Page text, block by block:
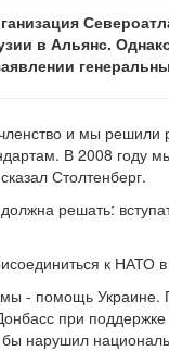
в Альянс.
и мы
В 2008 году
Столтенберг.
решать:
к НАТО
- помощь Украине.
при поддержке
нарушил